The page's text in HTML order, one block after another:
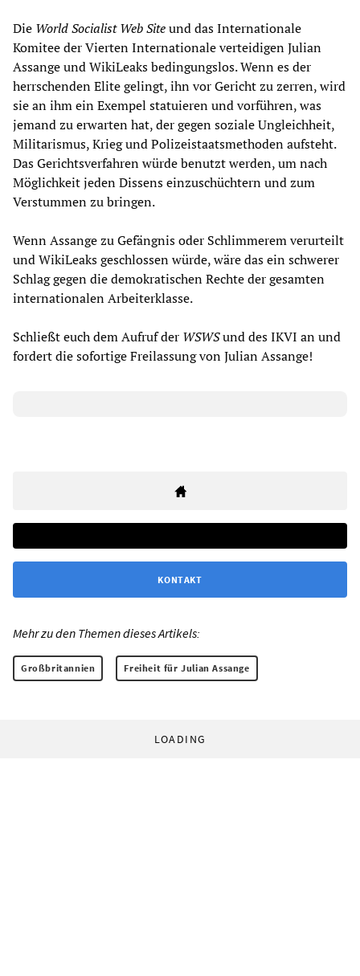
Die World Socialist Web Siteund das Internationale
Komitee der Vierten Internationale verteidigen Julian
Assange und WikiLeaks bedingungslos. Wenn es der
herrschenden Elite gelingt, ihn vor Gericht zu zerren, wird
sie an ihm ein Exempel statuieren und vorführen, was
jemand zu erwarten hat, der gegen soziale Ungleichheit,
Militarismus, Krieg und Polizeistaatsmethoden aufsteht.
Das Gerichtsverfahren würde benutzt werden, um nach
Möglichkeit jeden Dissens einzuschüchtern und zum
Verstummen zu bringen.
Wenn Assange zu Gefängnis oder Schlimmerem verurteilt
und WikiLeaks geschlossen würde, wäre das ein schwerer
Schlag gegen die demokratischen Rechte der gesamten
internationalen Arbeiterklasse.
Schließt euch dem Aufruf der WSWSund des IKVI an und
fordert die sofortige Freilassung von Julian Assange!
KONTAKT
Mehr zu den Themen dieses Artikels:
Großbritannien Freiheit für Julian Assange
LOADING